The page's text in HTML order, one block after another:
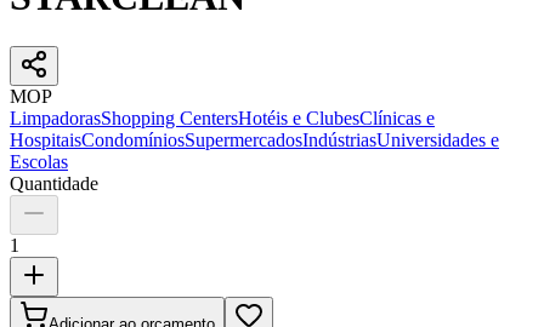
MOP
LimpadorasShopping CentersHotéis e ClubesClínicas e
HospitaisCondomíniosSupermercadosIndústriasUniversidades e
Escolas
Quantidade
1